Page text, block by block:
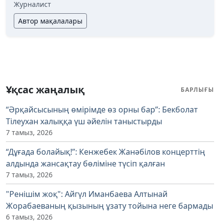
Журналист
Автор мақалалары
Ұқсас жаңалық БАРЛЫҒЫ
“Әрқайсысының өмірімде өз орны бар”: Бекболат
Тілеухан халыққа үш әйелін таныстырды
7 тамыз, 2026
“Дұғада болайық!”: Кенжебек Жанәбілов концерттің
алдында жансақтау бөліміне түсіп қалған
7 тамыз, 2026
"Ренішім жоқ": Айгүл Иманбаева Алтынай
Жорабаеваның қызының ұзату тойына неге бармады
6 тамыз, 2026